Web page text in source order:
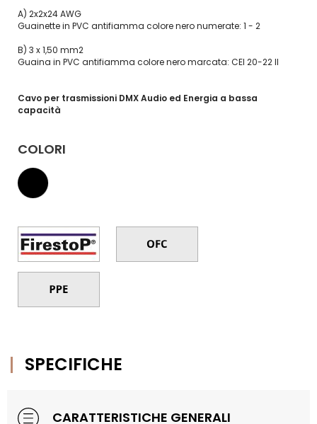
A) 2x2x24 AWG
Guainette in PVC antifiamma colore nero numerate: 1 - 2
B) 3 x 1,50 mm2
Guaina in PVC antifiamma colore nero marcata: CEI 20-22 II
Cavo per trasmissioni DMX Audio ed Energia a bassa
capacità
COLORI
SPECIFICHE
CARATTERISTICHE GENERALI